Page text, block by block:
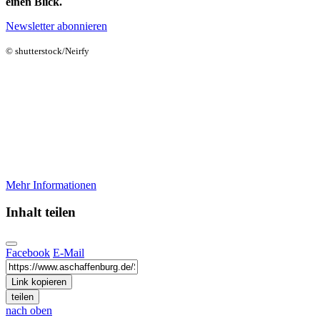
Newsletter abonnieren
© shutterstock/Neirfy
Mehr Informationen
Inhalt teilen
Facebook E-Mail
Link kopieren
teilen
nach oben